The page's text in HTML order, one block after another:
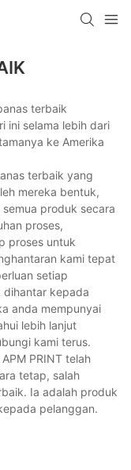
terbaik
ini selama lebih dari
ke Amerika
terbaik yang
mereka bentuk,
produk secara
proses,
proses untuk
kami tepat
setiap
dihantar kepada
anda mempunyai
lebih lanjut
kami terus.
PRINT telah
tetap, salah
Ia adalah produk
pelanggan.